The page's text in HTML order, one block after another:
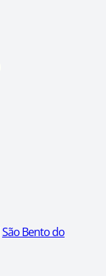
São Bento do